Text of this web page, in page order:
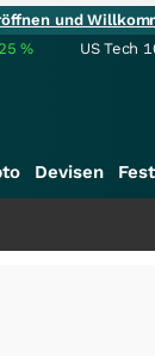
und
% US Tech
Devisen